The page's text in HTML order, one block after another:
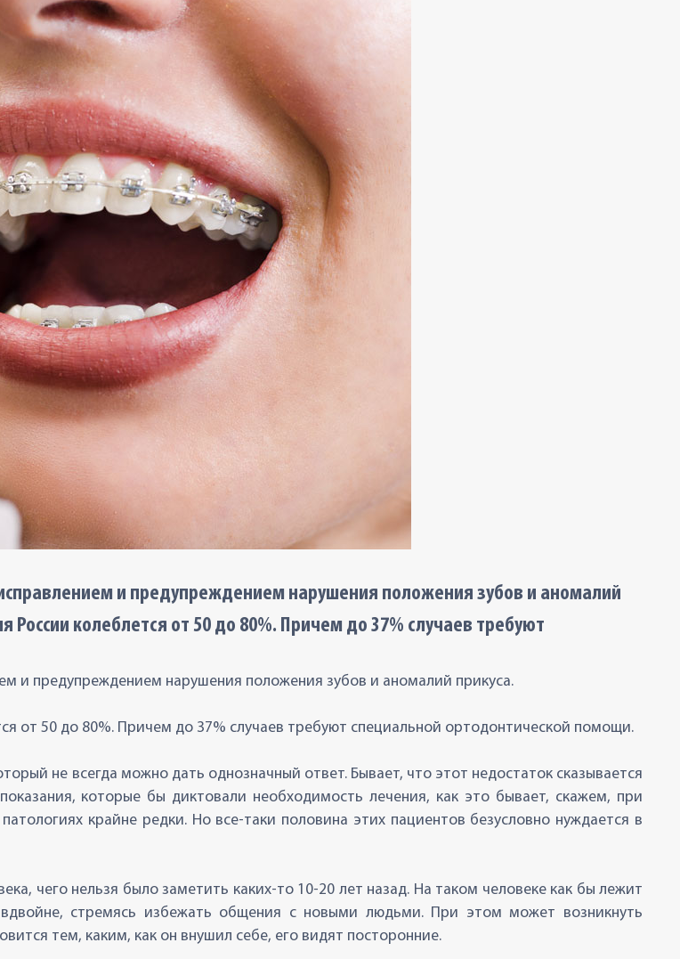
и предупреждением нарушения положения зубов и аномалий
России колеблется от 50 до 80%. Причем до 37% случаев требуют
и предупреждением нарушения положения зубов и аномалий прикуса.
от 50 до 80%. Причем до 37% случаев требуют специальной ортодонтической помощи.
не всегда можно дать однозначный ответ. Бывает, что этот недостаток сказывается
которые бы диктовали необходимость лечения, как это бывает, скажем, при
крайне редки. Но все-таки половина этих пациентов безусловно нуждается в
чего нельзя было заметить каких-то 10-20 лет назад. На таком человеке как бы лежит
стремясь избежать общения с новыми людьми. При этом может возникнуть
тем, каким, как он внушил себе, его видят посторонние.